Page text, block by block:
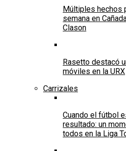
Múltiples hechos
semana en
Clason
Rasetto destacó
móviles en la URX
Carrizales
Cuando el fútbol
resultado: un
todos en la Liga